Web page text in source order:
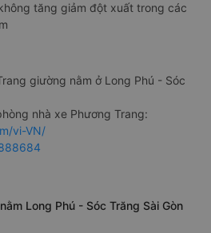
tăng giảm đột xuất trong các
giường nằm ở Long Phú - Sóc
nhà xe Phương Trang:
vi-VN/
Long Phú - Sóc Trăng Sài Gòn